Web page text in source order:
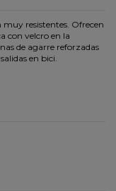
muy resistentes. Ofrecen
con velcro en la
de agarre reforzadas
en bici.